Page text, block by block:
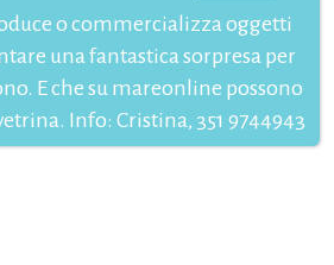
o commercializza oggetti
una fantastica sorpresa per
E che su mareonline possono
Info: Cristina, 351 9744943